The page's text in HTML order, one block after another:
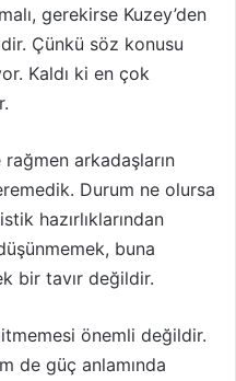
gerekirse Kuzey’den
Çünkü söz konusu
Kaldı ki en çok
arkadaşların
Durum ne olursa
hazırlıklarından
buna
bir tavır değildir.
önemli değildir.
de güç anlamında